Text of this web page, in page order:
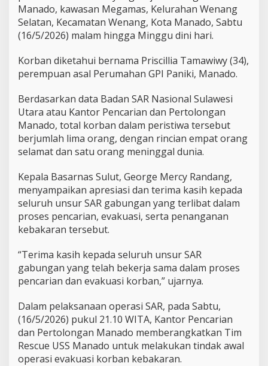
r
b
a
O
r
n
g
4
S
e
a
m
a
t
,
n
n
g
a
d
i
M
Manado, kawasan Megamas, Kelurahan Wenang
Selatan, Kecamatan Wenang, Kota Manado, Sabtu
(16/5/2026) malam hingga Minggu dini hari.
Korban diketahui bernama Priscillia Tamawiwy (34),
perempuan asal Perumahan GPI Paniki, Manado.
Berdasarkan data Badan SAR Nasional Sulawesi
Utara atau Kantor Pencarian dan Pertolongan
Manado, total korban dalam peristiwa tersebut
berjumlah lima orang, dengan rincian empat orang
selamat dan satu orang meninggal dunia.
Kepala Basarnas Sulut, George Mercy Randang,
menyampaikan apresiasi dan terima kasih kepada
seluruh unsur SAR gabungan yang terlibat dalam
proses pencarian, evakuasi, serta penanganan
kebakaran tersebut.
“Terima kasih kepada seluruh unsur SAR
gabungan yang telah bekerja sama dalam proses
pencarian dan evakuasi korban,” ujarnya.
Dalam pelaksanaan operasi SAR, pada Sabtu,
(16/5/2026) pukul 21.10 WITA, Kantor Pencarian
dan Pertolongan Manado memberangkatkan Tim
Rescue USS Manado untuk melakukan tindak awal
operasi evakuasi korban kebakaran.